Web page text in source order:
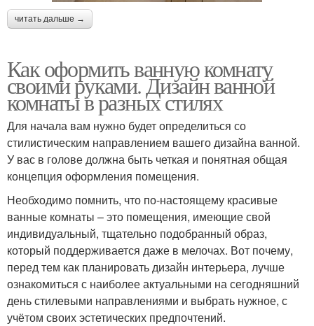
читать дальше →
Как оформить ванную комнату
своими руками. Дизайн ванной
комнаты в разных стилях
Для начала вам нужно будет определиться со
стилистическим направлением вашего дизайна ванной.
У вас в голове должна быть четкая и понятная общая
концепция оформления помещения.
Необходимо помнить, что по-настоящему красивые
ванные комнаты – это помещения, имеющие свой
индивидуальный, тщательно подобранный образ,
который поддерживается даже в мелочах. Вот почему,
перед тем как планировать дизайн интерьера, лучше
ознакомиться с наиболее актуальными на сегодняшний
день стилевыми направлениями и выбрать нужное, с
учётом своих эстетических предпочтений.